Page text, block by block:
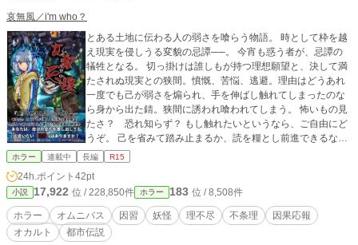
哀無風／i'm who？
とある土地に伝わる人の弱さを喰らう物語。 時として枠を越
え現実を侵しうる変貌の忌譚──。 今宵も惑う者が、忌譚の
犠牲となる。 切っ掛けは誰しもが持つ理想願望と、決して満
たされぬ現実との狭間。憤慨、苦悩、逃避。理由はどうあれ
一度でも己が弱さを煽られ、手を伸ばし触れてしまったのな
ら身から出た錆。狭間に誘われ喰われてしまう。 怖いもの見
たさ？ 恐れ知らず？ もし触れたいというなら、ご自由にど
うぞ。 己を省みて踏み止まるか、読を糧とし前進できるなら
ば良し。はたまた忌譚の一部と成り果てようとも、それは本
滅はお好きなように。どうなろうと存じ上げませぬ。 ──時
に。あなたは、自分の全てを差し出しても出会いたい『物
語』はありますか？ (※こちら、途中の展開までは数年前の作
品を書き直したものとなっております) ©️2026 I'm who?／哀
無風
ホラー 連載中 長編 R15
24h.ポイント 42pt
小説 17,922 位 / 228,850件 ホラー 183 位 / 8,508件
ホラー オムニバス 因習 妖怪 理不尽 不条理
因果応報
オカルト
都市伝説